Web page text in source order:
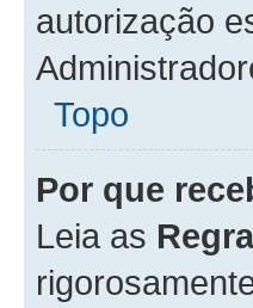
autorização
Topo
Por que
Leia as